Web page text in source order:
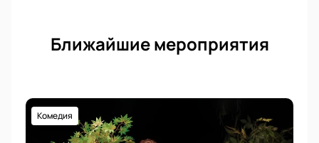
Ближайшие мероприятия
Комедия